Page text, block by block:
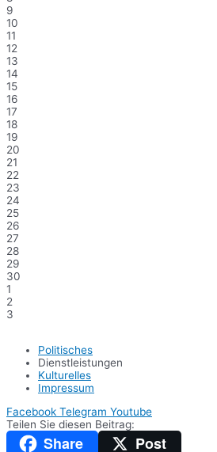
9
10
11
12
13
14
15
16
17
18
19
20
21
22
23
24
25
26
27
28
29
30
1
2
3
Politisches
Dienstleistungen
Kulturelles
Impressum
Facebook Telegram Youtube
Teilen Sie diesen Beitrag:
Share Post